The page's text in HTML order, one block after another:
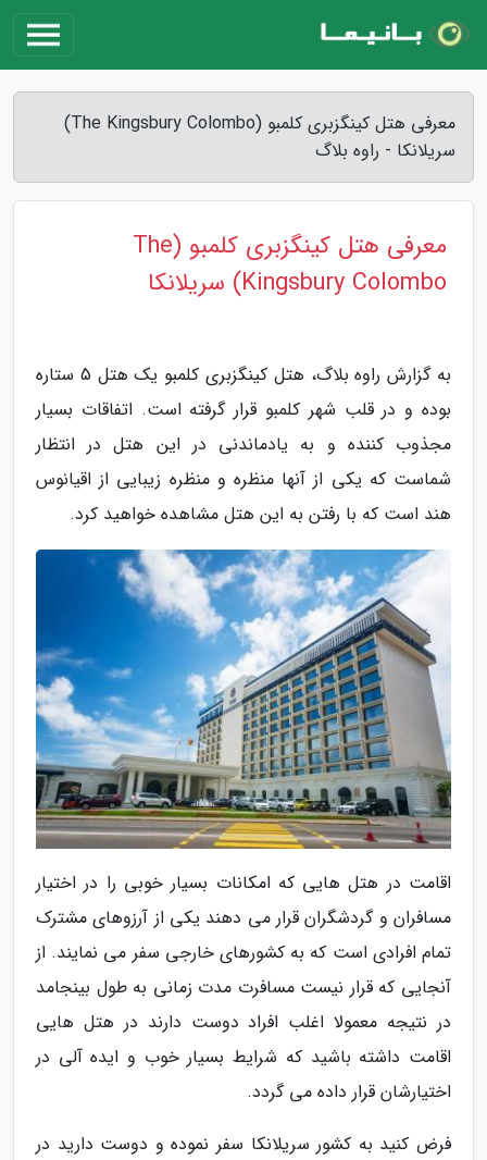
معرفی هتل کینگزبری کلمبو (The Kingsbury Colombo)
سریلانکا - راوه بلاگ
معرفی هتل کینگزبری کلمبو (The
Kingsbury Colombo) سریلانکا
به گزارش راوه بلاگ، هتل کینگزبری کلمبو یک هتل 5 ستاره
بوده و در قلب شهر کلمبو قرار گرفته است. اتفاقات بسیار
مجذوب کننده و به یادماندنی در این هتل در انتظار
شماست که یکی از آنها منظره و منظره زیبایی از اقیانوس
هند است که با رفتن به این هتل مشاهده خواهید کرد.
اقامت در هتل هایی که امکانات بسیار خوبی را در اختیار
مسافران و گردشگران قرار می دهند یکی از آرزوهای مشترک
تمام افرادی است که به کشورهای خارجی سفر می نمایند. از
آنجایی که قرار نیست مسافرت مدت زمانی به طول بینجامد
در نتیجه معمولا اغلب افراد دوست دارند در هتل هایی
اقامت داشته باشید که شرایط بسیار خوب و ایده آلی در
اختیارشان قرار داده می گردد.
فرض کنید به کشور سریلانکا سفر نموده و دوست دارید در